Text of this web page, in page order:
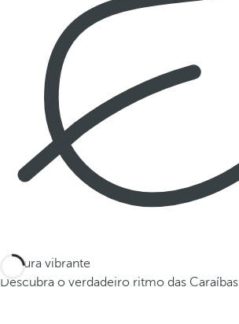
Cultura vibrante
Descubra o verdadeiro ritmo das Caraíbas